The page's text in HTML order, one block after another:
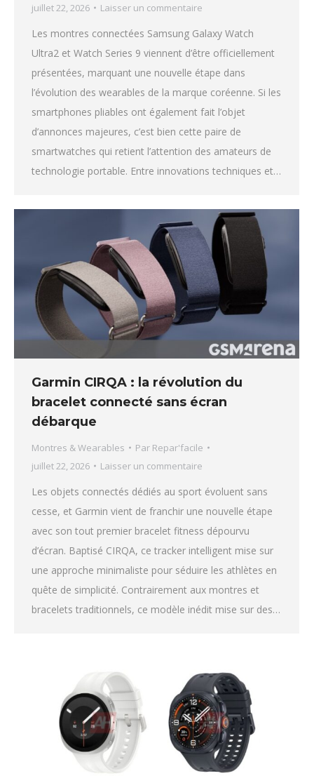
juillet 22, 2026
Laisser un commentaire
Les montres connectées Samsung Galaxy Watch
Ultra2 et Watch Series 9 viennent d’être officiellement
présentées, marquant une nouvelle étape dans
l’évolution des wearables de la marque coréenne. Si les
smartphones pliables ont également fait l’objet
d’annonces majeures, c’est bien cette paire de
smartwatches qui retient l’attention des amateurs de
technologie portable. Entre innovations techniques et…
Garmin CIRQA : la révolution du
bracelet connecté sans écran
débarque
Montres & Wearables Par Repar'facile
juillet 22, 2026
Laisser un commentaire
Les objets connectés dédiés au sport évoluent sans
cesse, et Garmin vient de franchir une nouvelle étape
avec son tout premier bracelet fitness dépourvu
d’écran. Baptisé CIRQA, ce tracker intelligent mise sur
une approche minimaliste pour séduire les athlètes en
quête de simplicité. Contrairement aux montres et
bracelets traditionnels, ce modèle inédit mise sur des…